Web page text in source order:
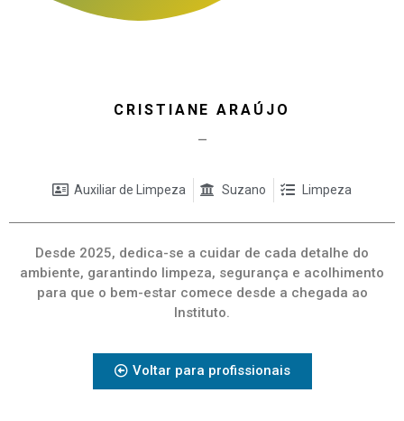
CRISTIANE ARAÚJO
—
Auxiliar de Limpeza Suzano Limpeza
Desde 2025, dedica-se a cuidar de cada detalhe do
ambiente, garantindo limpeza, segurança e acolhimento
para que o bem-estar comece desde a chegada ao
Instituto.
Voltar para profissionais